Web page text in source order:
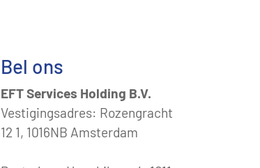
Bel ons
EFT Services Holding B.V.
Vestigingsadres: Rozengracht
12 1, 1016NB Amsterdam